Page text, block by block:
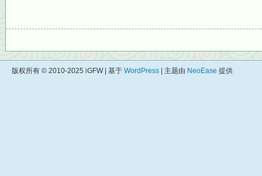
版权所有 © 2010-2025 iGFW | 基于 WordPress | 主题由 NeoEase 提供